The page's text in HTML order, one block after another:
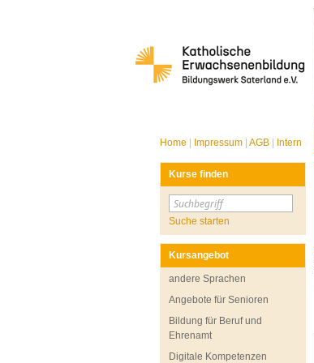
Home Impressum AGB Intern
Kurse finden
Suche starten
Kursangebot
andere Sprachen
Angebote für Senioren
Bildung für Beruf und
Ehrenamt
Digitale Kompetenzen